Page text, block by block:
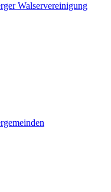
Walservereinigung